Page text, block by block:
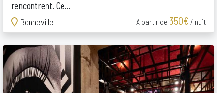
rencontrent. Ce...
Bonneville
A partir de 350€ / nuit